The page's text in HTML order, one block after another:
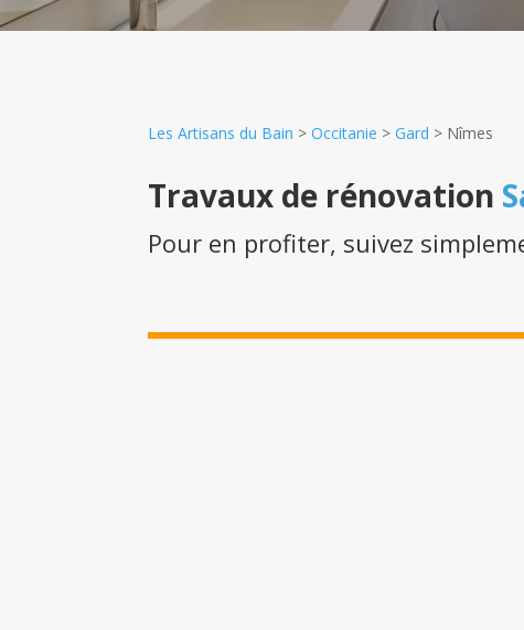
Les Artisans du Bain >Occitanie >Gard > Nîmes
Travaux de rénovation
Pour en profiter, suivez